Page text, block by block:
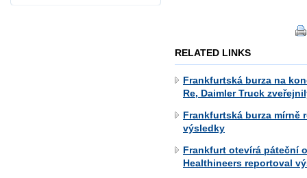
RELATED LINKS
Frankfurtská burza na
Re, Daimler Truck
Frankfurtská burza mírně
výsledky
Frankfurt otevírá páteční
Healthineers reportoval